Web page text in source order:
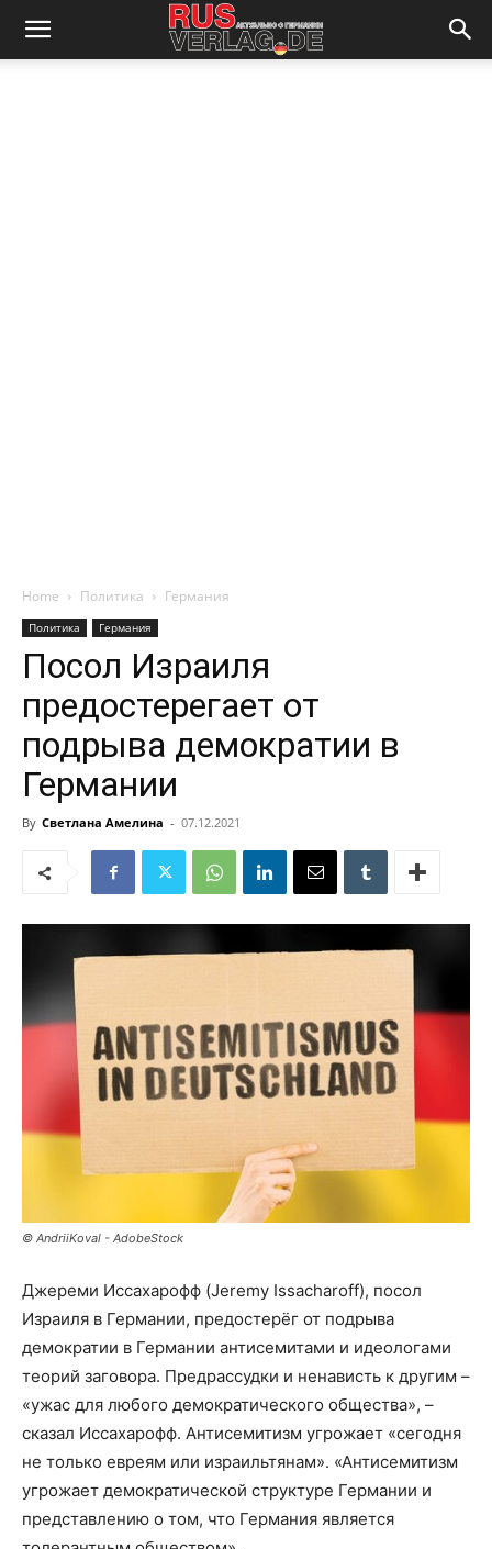
Home Политика Германия
Политика Германия
Посол Израиля
предостерегает от
подрыва демократии в
Германии
By Светлана Амелина - 07.12.2021
© AndriiKoval - AdobeStock
Джереми Иссахарофф (Jeremy Issacharoff), посол
Израиля в Германии, предостерёг от подрыва
демократии в Германии антисемитами и идеологами
теорий заговора. Предрассудки и ненависть к другим –
«ужас для любого демократического общества», –
сказал Иссахарофф. Антисемитизм угрожает «сегодня
не только евреям или израильтянам». «Антисемитизм
угрожает демократической структуре Германии и
представлению о том, что Германия является